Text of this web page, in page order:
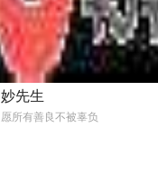
妙先生
愿所有善良不被辜负